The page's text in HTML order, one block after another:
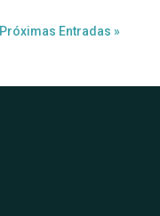
Próximas Entradas »